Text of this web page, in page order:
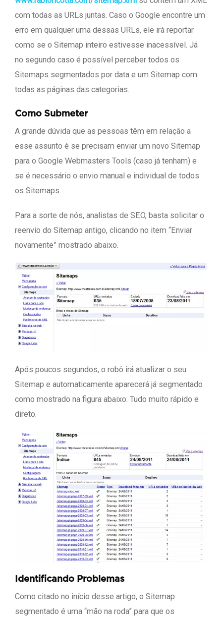
com todas as URLs juntas. Caso o Google encontre um
erro em qualquer uma dessas URLs, ele irá reportar
como se o Sitemap inteiro estivesse inacessível. Já
no segundo caso é possível perceber todos os
Sitemaps segmentados por data e um Sitemap com
todas as páginas das categorias.
Como Submeter
A grande dúvida que as pessoas têm em relação a
esse assunto é se precisam enviar um novo Sitemap
para o Google Webmasters Tools (caso já tenham) e
se é necessário o envio manual e individual de todos
os Sitemaps.
Para a sorte de nós, analistas de SEO, basta solicitar o
reenvio do Sitemap antigo, clicando no item “Enviar
novamente” mostrado abaixo.
Após poucos segundos, o robô irá atualizar o seu
Sitemap e automaticamente aparecerá já segmentado
como mostrado na figura abaixo. Tudo muito rápido e
direto.
Identificando Problemas
Como citado no início desse artigo, o Sitemap
segmentado é uma “mão na roda” para que os